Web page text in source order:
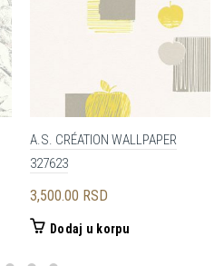
RSD.
A.S. CRÉATION WALLPAPER
327623
3,500.00 RSD
Dodaj u korpu